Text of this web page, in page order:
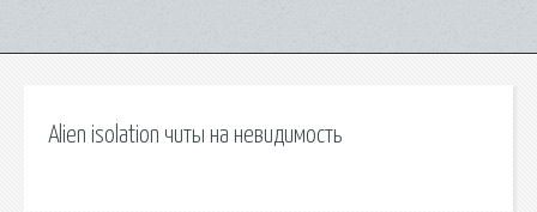
Alien isolation читы на невидимость